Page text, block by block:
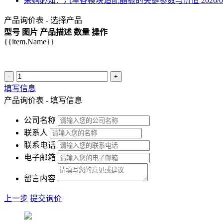
产品询价表 - 选择产品
型号 图片 产品描述 数量 操作
{{item.Name}}
- +
填写信息
产品询价表 - 填写信息
公司名称
联系人
联系电话
电子邮箱
留言内容
上一步 提交询价